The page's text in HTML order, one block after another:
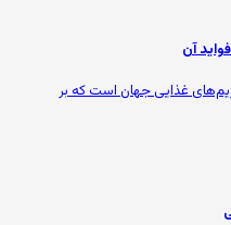
آن
غذایی جهان است که بر